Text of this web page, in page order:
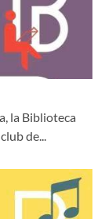
la Biblioteca
de...